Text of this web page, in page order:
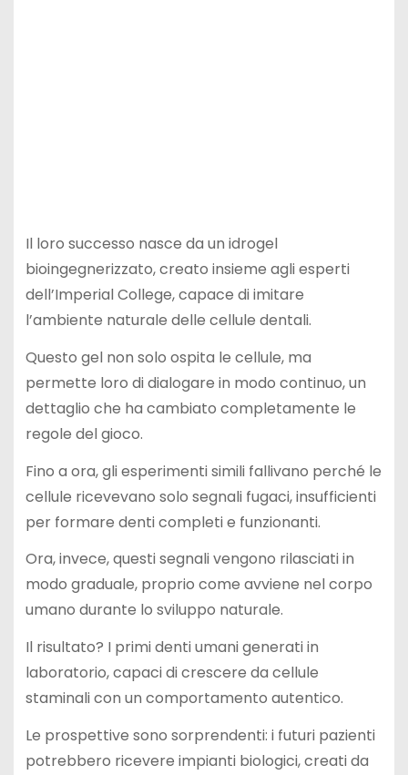
Il loro successo nasce da un idrogel
bioingegnerizzato, creato insieme agli esperti
dell’Imperial College, capace di imitare
l’ambiente naturale delle cellule dentali.
Questo gel non solo ospita le cellule, ma
permette loro di dialogare in modo continuo, un
dettaglio che ha cambiato completamente le
regole del gioco.
Fino a ora, gli esperimenti simili fallivano perché le
cellule ricevevano solo segnali fugaci, insufficienti
per formare denti completi e funzionanti.
Ora, invece, questi segnali vengono rilasciati in
modo graduale, proprio come avviene nel corpo
umano durante lo sviluppo naturale.
Il risultato? I primi denti umani generati in
laboratorio, capaci di crescere da cellule
staminali con un comportamento autentico.
Le prospettive sono sorprendenti: i futuri pazienti
potrebbero ricevere impianti biologici, creati da